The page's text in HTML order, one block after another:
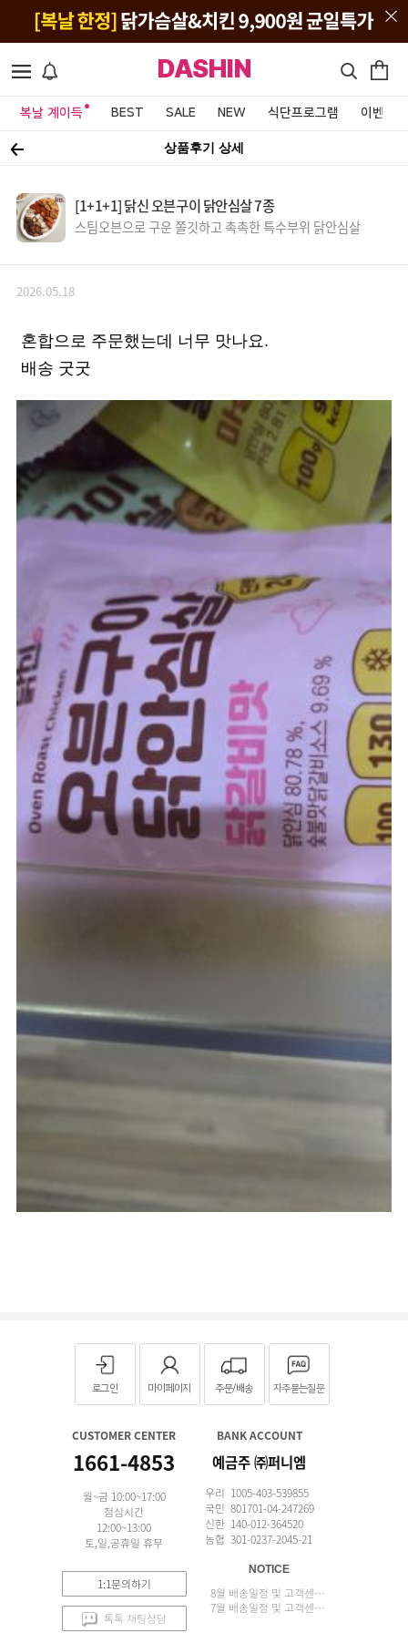
DASHIN
복날 계이득 BEST SALE NEW 식단프로그램 이벤트&
상품후기 상세
[1+1+1] 닭신 오븐구이 닭안심살 7종
스팀오븐으로 구운 쫄깃하고 촉촉한 특수부위 닭안심살
2026.05.18
혼합으로 주문했는데 너무 맛나요.
배송 굿굿
로그인 마이페이지 주문/배송 자주묻는질문
CUSTOMER CENTER
1661-4853
월~금 10:00~17:00
점심시간
12:00~13:00
토,일,공휴일 휴무
1:1문의하기
톡톡 채팅상담
BANK ACCOUNT
예금주 ㈜퍼니엠
우리 1005-403-539855
국민 801701-04-247269
신한 140-012-364520
농협 301-0237-2045-21
NOTICE
8월 배송일정 및 고객센터 업무 안내
7월 배송일정 및 고객센터 업무 안내